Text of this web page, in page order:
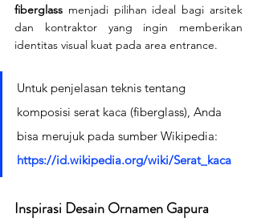
fiberglass menjadi pilihan ideal bagi arsitek
dan kontraktor yang ingin memberikan
identitas visual kuat pada area entrance.
Untuk penjelasan teknis tentang
komposisi serat kaca (fiberglass), Anda
bisa merujuk pada sumber Wikipedia:
https://id.wikipedia.org/wiki/Serat_kaca
Inspirasi Desain Ornamen Gapura